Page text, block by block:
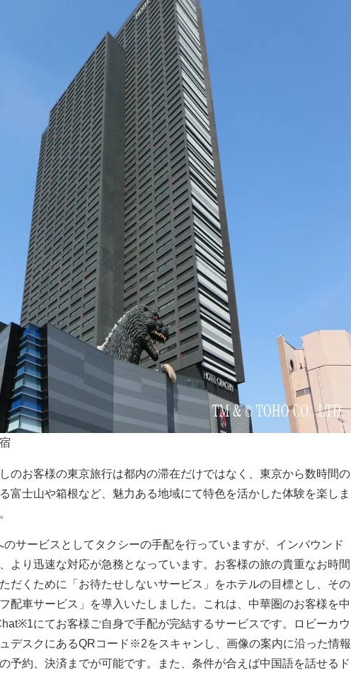
のお客様の東京旅行は都内の滞在だけではなく、東京から数時間の
富士山や箱根など、魅力ある地域にて特色を活かした体験を楽しま
サービスとしてタクシーの手配を行っていますが、インバウンド
より迅速な対応が急務となっています。お客様の旅の貴重なお時間
だくために「お待たせしないサービス」をホテルの目標とし、その
配車サービス」を導入いたしました。これは、中華圏のお客様を中
にてお客様ご自身で手配が完結するサービスです。ロビーカウ
デスクにあるQRコード※2をスキャンし、画像の案内に沿った情報
予約、決済までが可能です。また、条件が合えば中国語を話せるド